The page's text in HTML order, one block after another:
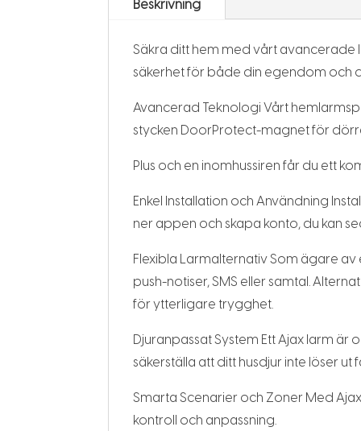
Beskrivning
Säkra ditt hem med vårt avancerade
säkerhet för både din egendom och
Avancerad Teknologi Vårt
stycken DoorProtect-magnet för
Plus och en inomhussiren får du ett
Enkel Installation och Användning
ner appen och skapa konto, du kan
Flexibla Larmalternativ Som ägare
push-notiser, SMS eller samtal.
för ytterligare trygghet.
Djuranpassat System Ett Ajax larm är
säkerställa att ditt husdjur inte löser ut
Smarta Scenarier och Zoner Med
kontroll och anpassning.